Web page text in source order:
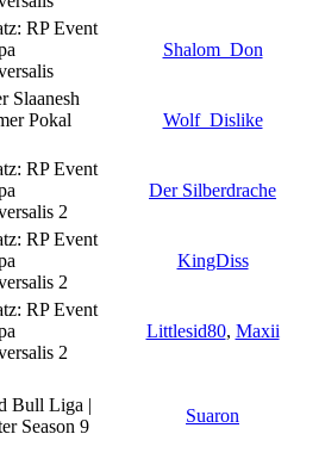
RP Event
Shalom_Don
Slaanesh
Pokal
Wolf_Dislike
RP Event
2
Der Silberdrache
RP Event
2
KingDiss
RP Event
2
Littlesid80, Maxii
Bull Liga |
Season 9
Suaron